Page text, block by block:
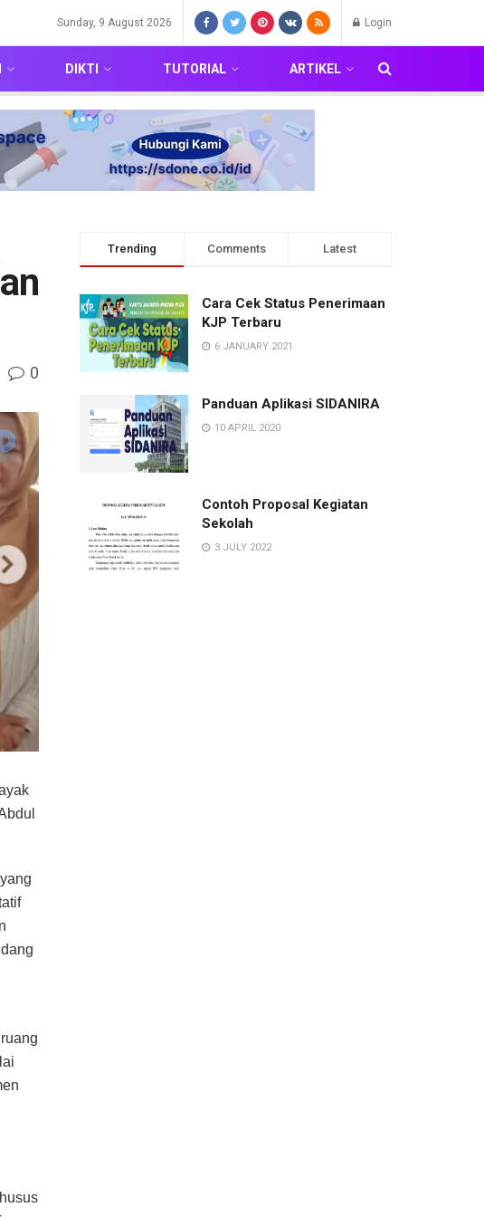
Sunday, 9 August 2026 Login
DIKTI TUTORIAL ARTIKEL
0
Trending Comments Latest
Cara Cek Status Penerimaan
KJP Terbaru
6 JANUARY 2021
Panduan Aplikasi SIDANIRA
10 APRIL 2020
Contoh Proposal Kegiatan
Sekolah
3 JULY 2022